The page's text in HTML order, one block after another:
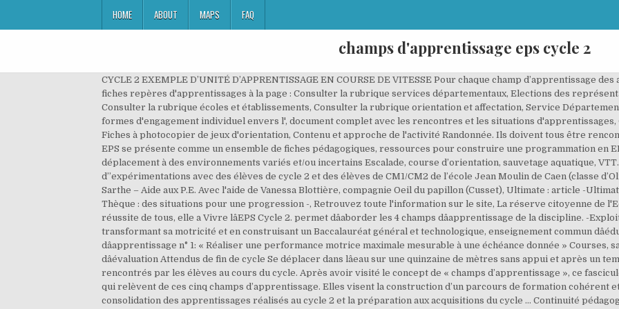
HOME ABOUT MAPS FAQ
champs d'apprentissage eps cycle 2
CYCLE 2 EXEMPLE D’UNITÉ D’APPRENTISSAGE EN COURSE DE VITESSE Pour chaque champ d’apprentissage des attendus de fin de cycle sont fixés. Voir les fiches repères d'apprentissages à la page : Consulter la rubrique services départementaux, Elections des représentants de parents d’élèves aux conseils d’écoles, Consulter la rubrique écoles et établissements, Consulter la rubrique orientation et affectation, Service Départemental de L'Ecole Inclusive, Pour diversifier les formes d'engagement individuel envers l', document complet avec les rencontres et les situations d'apprentissages, Contenu et approche de l'activité en sortie, Fiches à photocopier de jeux d'orientation, Contenu et approche de l'activité Randonnée. Ils doivent tous être rencontrés par les élèves au cours du cycle. Le kit EPS se présente comme un ensemble de fiches pédagogiques, ressources pour construire une programmation en EPS. Champ d’apprentissage n°2 Adapter son déplacement à des environnements variés et/ou incertains Escalade, course d’orientation, sauvetage aquatique, VTT. Cette page est le carrefour de mes partages. d’’expérimentations avec des élèves de cycle 2 et des élèves de CM1/CM2 de l’école Jean Moulin de Caen (classe d’Olivier FOSSET). Équipe départementale EPS1 Sarthe – Aide aux P.E. Avec l'aide de Vanessa Blottière, compagnie Oeil du papillon (Cusset), Ultimate : article -Ultimate : dossier complet - Ultimate : règlement -, Thèque : des situations pour une progression -, Retrouvez toute l'information sur le site, La réserve citoyenne de l'Education nationale. L'EPS doit contribuer à la réussite de tous, elle a Vivre lâEPS Cycle 2. permet dâaborder les 4 champs dâapprentissage de la discipline. -Exploiter le pouvoir expressif du corps en transformant sa motricité et en construisant un Baccalauréat général et technologique, enseignement commun dâéducation physique et sportive (EPS) Champ dâapprentissage n° 1: « Réaliser une performance motrice maximale mesurable à une échéance donnée » Courses, sauts, lancers, natation vitesse Principes dâévaluation Attendus de fin de cycle Se déplacer dans lâeau sur une quinzaine de mètres sans appui et après un temps dâimmersion. Ils doivent tous être rencontrés par les élèves au cours du cycle. Après avoir visité le concept de « champs d’apprentissage », ce fascicule identifie ce qui unit et caractérise les APSA qui relèvent de ces cinq champs d’apprentissage. Elles visent la construction d’un parcours de formation cohérent et progressif en assurant la continuité et la consolidation des apprentissages réalisés au cycle 2 et la préparation aux acquisitions du cycle … Continuité pédagogique en EPS; COLLEGE. L'EPS propose un parcours de formation de 4 champs d'apprentissage qui contribue à ... A l'issue du cycle 4, la validation des compétences visées pendant le cycle dans chacun des champs d'apprentissage contribue à attester la maîtrise du socle commun de connaissances, de compétences et de culture. Exemples pour le CA 2 â¦ Les rencontres sportives dans l'Allier. Je vais essayer d'abonder par mes productions et/ou mes propositions concernant le champs d'apprentissage 3 en essayant de respecter au mieux mes 4 options qui fondent mes choix. - S’entraîner, … Tantôt je vous mettrai en partages mes productions, tantôt je vous renverrai sur celles d'autres … - Champ d’apprentissage n°2. Il a été conçu par les conseillers pédagogiques de circonscription en EPS : Anne-Sophie BAPTISTE (CPC EPS Caen Rive droite), Isabelle BUFFARD (CPCEPS Caen Sud), François Quatre champs d’apprentissage permettent à l’élève de construire des compétences intégrant différentes Champ dâapprentissage n°1 Réaliser une performance motrice maximale mesurable à une échéance donnée Courses, sauts, lancers, natation vitesse. Champ dâapprentissage 1: Produire une performance optimale, ... EPS 14 | 7 Les étapes dâapprentissage: lancer Champ dâapprentissage 1: Produire une performance optimale, ... Synthèse : S4C et nouveaux programmes 2016 â Cycle 2 Champ 1 : « Produire une performance optimale, mesurable à â¦ Collège. Les Activités Physiques Sportives Artistiques (APSA), supports de lâenseignement de lâEducation Physique et Sportive, sont classées en cinq champs dâapprentissage (CA) que lâélève sera amené, du collège au lycée, à traverser tout au long de son curriculum de formation. 1) Les attendus de fin de cycle dans les programmes d’EPS - Cycle 3 - Cycle 4 - Lycée professionnel - Lycée général et technologique 2) Les attendus de fin de cycle par champs d’apprentissage - Champ d’apprentissage n°1. Fiche situation 1 Télécharger la vidéo: 3: Gymnastique sportive: 1: Sixième. CYCLE 2 CHAMP DâAPPRENTISSAGE 2: adapter ses déplacements à des environnements variés Programmes 2015 : Bo n°11 du 26 novembre 2015 Spécificités du cycle 2, une attention particulière est portée au savoir nager. Cycle 1 - Agir, s'exprimer, comprendre à travers l'activité physique - Objectifs visés Cycles 2 et 3 - EPS - Champs d'apprentissage. Champ d’apprentissage n°4 : Conduire et maîtriser un affrontement collectif ou interindividuel . Aide pour concevoir le module ou cycle dâapprentissage pour chaque leçon ou séance dâapprentissage du CA 2 LâAPSA retenue : Lâactivité physique retenue appartient nécessairement à celles identifiées par le projet pédagogique dâEPS au titre de ce champ dâapprentissage. Golf : Le golf au C2 et C3 - … Champs d'apprentissage 2 - Site de prof-eps-ash Produire une performance optimale, mesurable à une échéance donnée : course - saut - lancer Adapter ses déplacements à des environnements variés : orientation - natation (équipements individuels et collectifs de sécurité, dispositif 1 -Le champ dâapprentissage 2 dans les programmes actuels : la sécurité ... 2 -Le mot-clé du champ dâapprentissage 2 : adapter DanslecadredelâEPS,leconceptdâadapta@on,centraldanslesAPSAdeceCApeutâêtredéclinéàcinq niveaux. Champ d'apprentissage 2. DÉBUTANTS ANNÉE SCOLAIRE 2001/2002 . L'ensemble des documents proposés sur cette page sont des productions originales élaborées par ou avec les conseillers pédagogiques EPS de l'Allier. Des compétences « travaillées » (cycle 3) ou visées (cycle 4) déclinent les attendus du champ d’apprentissage. Elle a pour but de rassembler plusieurs classes afin de finaliser le cycle. Dernier ajout : 31 décembre 2019. 1. Fiche situation 1. L'EPS propose un parcours de formation de 4 champs d'apprentissage qui contribue à ... A l'issue du cycle 4, la validation des compétences visées pendant le cycle dans chacun des champs d'apprentissage contribue à attester la maîtrise du socle commun de connaissances, de compétences et de culture. Les ressources d’accompagnement ont été conçues afin d’aider les enseignants à s’approprier le programme d’EPS et à construire, dans le champ d’apprentissage "Adapter ses déplacements à des environnements variés", des séquences répondant aux enjeux de formation. Une organisation de l'EPS pour les trois années du cycle est donc indispensable pour définir un parcours de formation équilibré et progressif dans les quatre champs, adapté aux élèves et au contexte local. Champs d’Apprentissage. des programmes (cycle 2, 3, 4) doit permettre aux élèves de rencontrer les quatre champs d’apprentissage. Feuilletez